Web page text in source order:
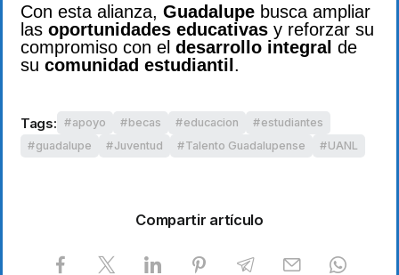
Con esta alianza, Guadalupe busca ampliar
las oportunidades educativas y reforzar su
compromiso con el desarrollo integral de
su comunidad estudiantil .
Tags: apoyo becas educacion
estudiantes
guadalupe
Juventud Talento Guadalupense UANL
Compartir artículo